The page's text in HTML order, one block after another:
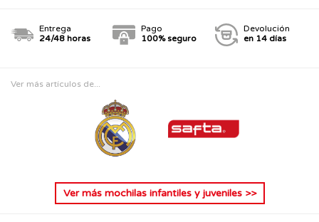
Entrega
24/48 horas
Pago
100% seguro
Devolución
en 14 días
Ver más artículos de...
Ver más mochilas infantiles y juveniles>>